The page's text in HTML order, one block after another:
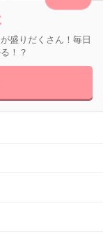
盛りだくさん！毎日
！？